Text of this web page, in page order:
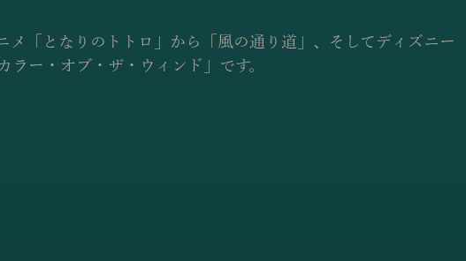
メ「となりのトトロ」から「風の通り道」、そしてディズニー
ラー・オブ・ザ・ウィンド」です。